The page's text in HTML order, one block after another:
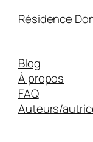
Résidence
Blog
À propos
FAQ
Auteurs/